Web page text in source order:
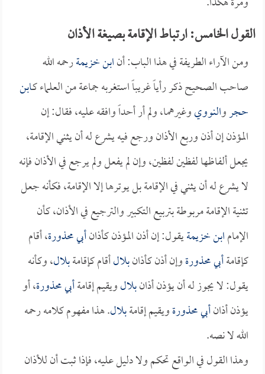
القول الخامس: ارتباط الإقامة بصيغة الأذان
ومن الآراء الطريفة في هذا الباب: أنابن خزيمةرحمه الله
صاحب الصحيح ذكر رأياً غريباً استغربه جماعة من العلماء كـابن
حجروالنوويوغيرهما، ولم أر أحداً وافقه عليه، فقال: إن
المؤذن إن أذن وربع الأذان ورجع فيه يشرع له أن يثني الإقامة،
يجعل ألفاظها لفظين لفظين، وإن لم يفعل ولم يرجع في الأذان فإنه
لا يشرع له أن يثني في الإقامة بل يوترها إلا الإقامة، فكأنه جعل
تثنية الإقامة مربوطة بتربيع التكبير والترجيع في الأذان، كأن
الإمامابن خزيمةيقول: إن أذن المؤذن كأذانأبي محذورة، أقام
كإقامةأبي محذورةوإن أذن كأذانبلالأقام كإقامةبلال، وكأنه
يقول: لا يجوز له أن يؤذن أذانبلالويقيم إقامةأبي محذورة، أو
يؤذن أذانأبي محذورةويقيم إقامةبلال. هذا مفهوم كلامه رحمه
الله لا نصه.
وهذا القول في الواقع تحكم ولا دليل عليه، فإذا ثبت أن للأذان